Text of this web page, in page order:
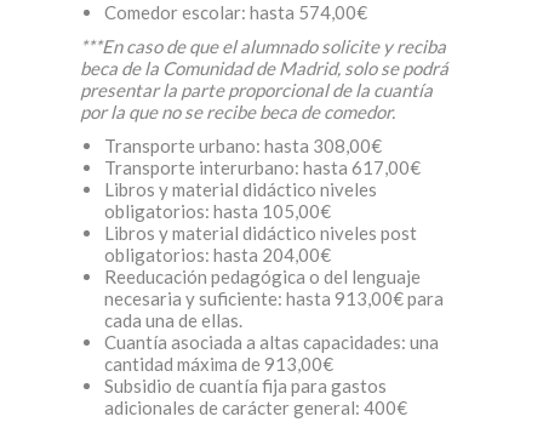
Comedor escolar: hasta 574,00€
***En caso de que el alumnado solicite y reciba
beca de la Comunidad de Madrid, solo se podrá
presentar la parte proporcional de la cuantía
por la que no se recibe beca de comedor.
Transporte urbano: hasta 308,00€
Transporte interurbano: hasta 617,00€
Libros y material didáctico niveles
obligatorios: hasta 105,00€
Libros y material didáctico niveles post
obligatorios: hasta 204,00€
Reeducación pedagógica o del lenguaje
necesaria y suficiente: hasta 913,00€ para
cada una de ellas.
Cuantía asociada a altas capacidades: una
cantidad máxima de 913,00€
Subsidio de cuantía fija para gastos
adicionales de carácter general: 400€